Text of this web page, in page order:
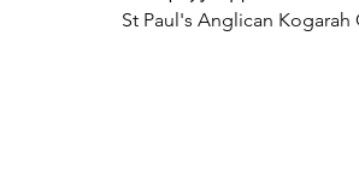
St Paul's Anglican Kogarah